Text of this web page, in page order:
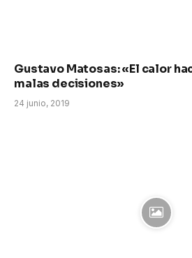
Gustavo Matosas: «El calor
malas decisiones»
24 junio, 2019